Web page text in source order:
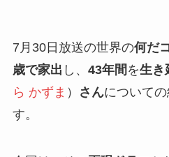
7月30日放送の世界の何だ
歳で家出 し、 43年間 を生き
ら かずま ） さんについて
す。